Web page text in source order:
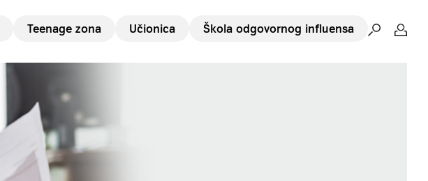
Teenage zona Učionica Škola odgovornog influensa